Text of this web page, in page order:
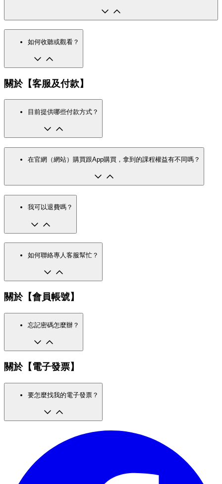
如何收聽或觀看？
關於【客服及付款】
目前提供哪些付款方式？
在官網（網站）購買跟App購買，拿到的課程權益有不同嗎？
我可以退費嗎？
如何聯絡專人客服幫忙？
關於【會員帳號】
忘記密碼怎麼辦？
關於【電子發票】
要怎麼找我的電子發票？